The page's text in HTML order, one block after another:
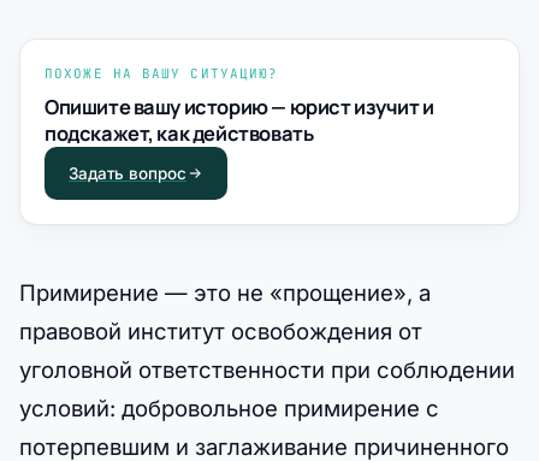
ПОХОЖЕ НА ВАШУ СИТУАЦИЮ?
Опишите вашу историю — юрист изучит и
подскажет, как действовать
Задать вопрос
Примирение — это не «прощение», а
правовой институт освобождения от
уголовной ответственности при соблюдении
условий: добровольное примирение с
потерпевшим и заглаживание причиненного